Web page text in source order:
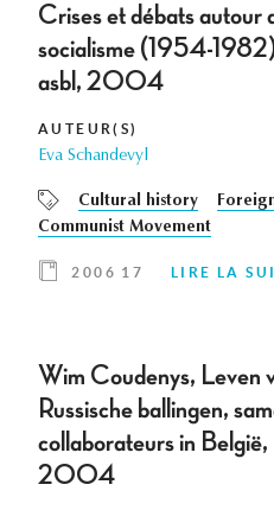
Crises et débats autour
socialisme (1954-
asbl, 2004
AUTEUR(S)
Eva Schandevyl
Cultural history
Communist Movement
2006 17 LIRE LA
Wim Coudenys, Leven
Russische ballingen,
collaborateurs in
2004